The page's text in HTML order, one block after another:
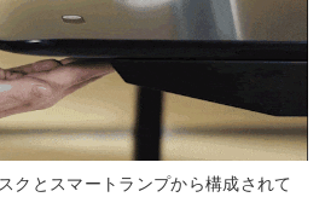
クとスマートランプから構成されて